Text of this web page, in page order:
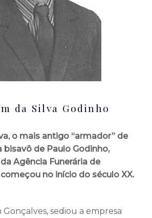
da Silva Godinho
o mais antigo “armador” de
bisavô de Paulo Godinho,
Agência Funerária de
no início do século XX.
Gonçalves, sediou a empresa